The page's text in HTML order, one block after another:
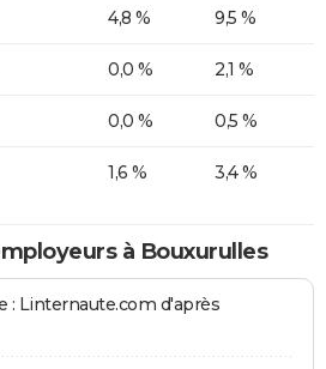
4,8 % 9,5 %
0,0 % 2,1 %
0,0 % 0,5 %
1,6 % 3,4 %
à Bouxurulles
: Linternaute.com d'après